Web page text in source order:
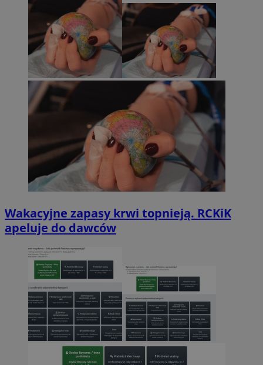
Wakacyjne zapasy krwi topnieją. RCKiK
apeluje do dawców